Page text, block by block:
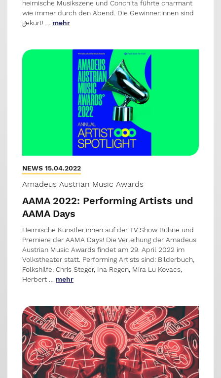
heimische Musikszene und Conchita führte charmant
wie immer durch den Abend. Die Gewinner:innen sind
gekürt! … mehr
NEWS 15.04.2022
Amadeus Austrian Music Awards
AAMA 2022: Performing Artists und
AAMA Days
Heimische Künstler:innen auf der TV Show Bühne und
Premiere der AAMA Days! Die Verleihung der Amadeus
Austrian Music Awards findet am 29. April 2022 im
Volkstheater statt. Performing Artists sind: Bilderbuch,
Folkshilfe, Chris Steger, Ina Regen, Mira Lu Kovacs,
Herbert … mehr